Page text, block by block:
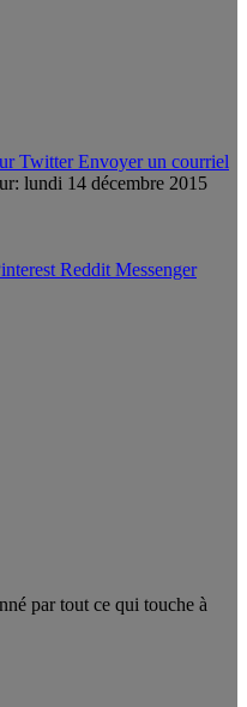
Twitter Envoyer un courriel
lundi 14 décembre 2015
Reddit Messenger
par tout ce qui touche à